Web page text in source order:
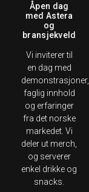
Åpen dag
med Astera
og
bransjekveld
Vi inviterer til
en dag med
demonstrasjoner,
faglig innhold
og erfaringer
fra det norske
markedet. Vi
deler ut merch,
og serverer
enkel drikke og
snacks.